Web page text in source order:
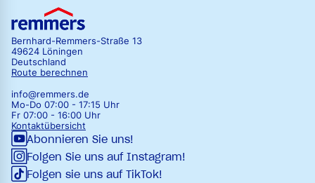
Bernhard-Remmers-Straße 13
49624 Löningen
Deutschland
Route berechnen
info@remmers.de
Mo-Do 07:00 - 17:15 Uhr
Fr 07:00 - 16:00 Uhr
Kontaktübersicht
Abonnieren Sie uns!
Folgen Sie uns auf Instagram!
Folgen sie uns auf TikTok!